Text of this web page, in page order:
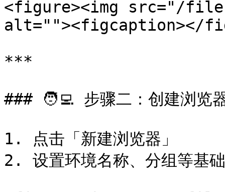
<figure><img src="/
alt=""><figcaption></
***
### 🧑‍💻 步骤二：创建浏览
1. 点击「新建浏览器」
2. 设置环境名称、分组等基